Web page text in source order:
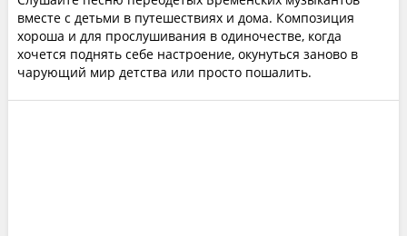
вместе с детьми в путешествиях и дома. Композиция
хороша и для прослушивания в одиночестве, когда
хочется поднять себе настроение, окунуться заново в
чарующий мир детства или просто пошалить.